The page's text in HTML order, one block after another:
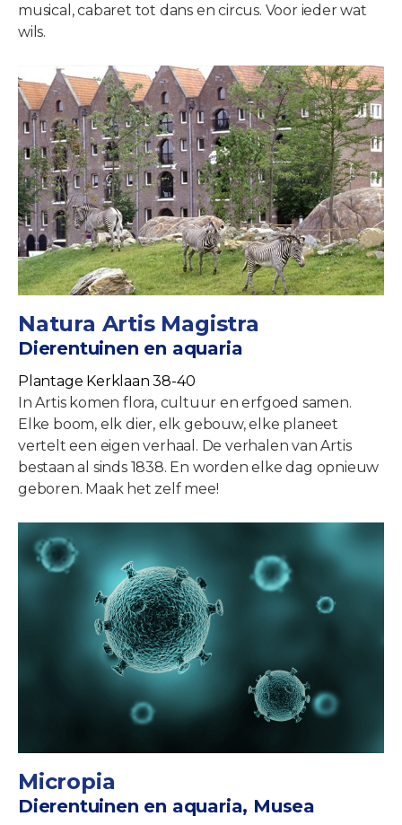
musical, cabaret tot dans en circus. Voor ieder wat
wils.
Natura Artis Magistra
Dierentuinen en aquaria
Plantage Kerklaan 38-40
In Artis komen flora, cultuur en erfgoed samen.
Elke boom, elk dier, elk gebouw, elke planeet
vertelt een eigen verhaal. De verhalen van Artis
bestaan al sinds 1838. En worden elke dag opnieuw
geboren. Maak het zelf mee!
Micropia
Dierentuinen en aquaria, Musea